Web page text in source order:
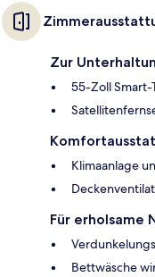
Zur
55-Zoll Smart-
Klimaanlage
Für erholsame
Bettwäsche